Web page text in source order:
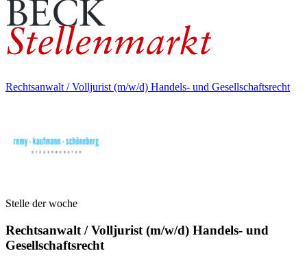
Rechtsanwalt / Volljurist (m/w/d) Handels- und Gesellschaftsrecht
Stelle der woche
Rechtsanwalt / Volljurist (m/w/d) Handels- und
Gesellschaftsrecht